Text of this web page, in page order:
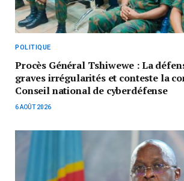
POLITIQUE
Procès Général Tshiwewe : La
graves irrégularités et conteste la
Conseil national de cyberdéfense
6 AOÛT 2026